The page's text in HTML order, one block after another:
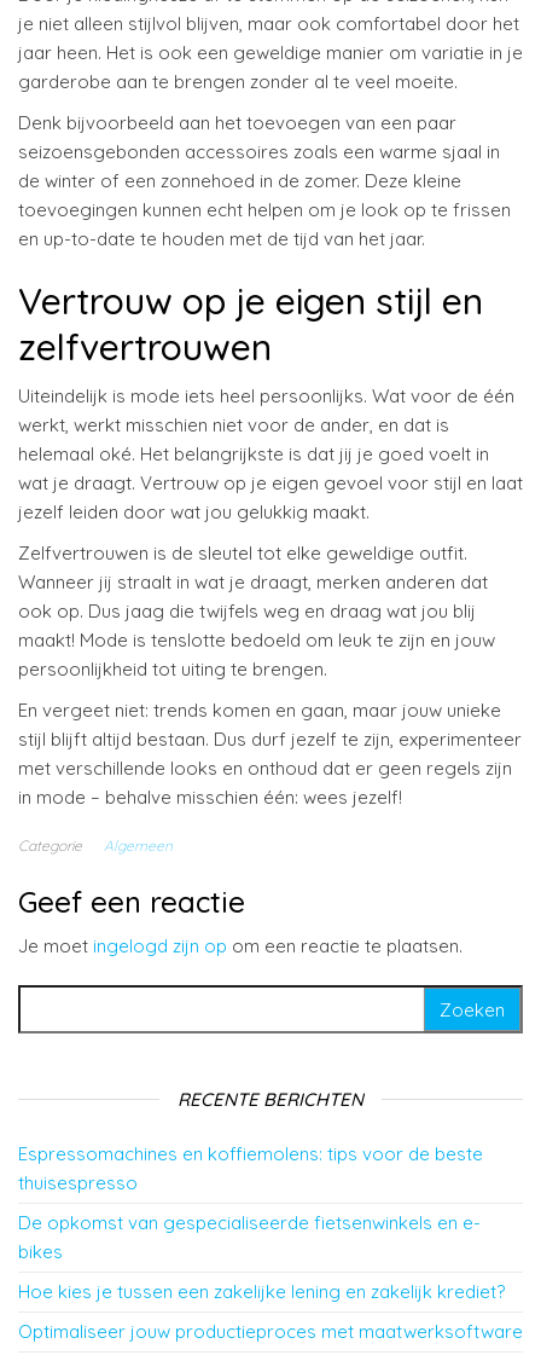
je niet alleen stijlvol blijven, maar ook comfortabel door het
jaar heen. Het is ook een geweldige manier om variatie in je
garderobe aan te brengen zonder al te veel moeite.
Denk bijvoorbeeld aan het toevoegen van een paar
seizoensgebonden accessoires zoals een warme sjaal in
de winter of een zonnehoed in de zomer. Deze kleine
toevoegingen kunnen echt helpen om je look op te frissen
en up-to-date te houden met de tijd van het jaar.
Vertrouw op je eigen stijl en
zelfvertrouwen
Uiteindelijk is mode iets heel persoonlijks. Wat voor de één
werkt, werkt misschien niet voor de ander, en dat is
helemaal oké. Het belangrijkste is dat jij je goed voelt in
wat je draagt. Vertrouw op je eigen gevoel voor stijl en laat
jezelf leiden door wat jou gelukkig maakt.
Zelfvertrouwen is de sleutel tot elke geweldige outfit.
Wanneer jij straalt in wat je draagt, merken anderen dat
ook op. Dus jaag die twijfels weg en draag wat jou blij
maakt! Mode is tenslotte bedoeld om leuk te zijn en jouw
persoonlijkheid tot uiting te brengen.
En vergeet niet: trends komen en gaan, maar jouw unieke
stijl blijft altijd bestaan. Dus durf jezelf te zijn, experimenteer
met verschillende looks en onthoud dat er geen regels zijn
in mode – behalve misschien één: wees jezelf!
Categorie Algemeen
Geef een reactie
Je moet ingelogd zijn op om een reactie te plaatsen.
RECENTE BERICHTEN
Espressomachines en koffiemolens: tips voor de beste
thuisespresso
De opkomst van gespecialiseerde fietsenwinkels en e-
bikes
Hoe kies je tussen een zakelijke lening en zakelijk krediet?
Optimaliseer jouw productieproces met maatwerksoftware